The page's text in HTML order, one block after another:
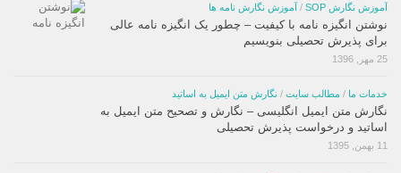
آموزش نگارش SOP / آموزش نگارش نامه ها
نوشتن انگیزه نامه با کیفیت – چطور یک انگیزه نامه عالی
برای پذیرش تحصیلی بنویسیم
25 مهر, 1396
خدمات ما / مطالب سایت / نگارش متن ایمیل به اساتید
نگارش متن ایمیل انگلیسی – نگارش و تصحیح متن ایمیل به
اساتید و درخواست پذیرش تحصیلی
11 بهمن, 1395